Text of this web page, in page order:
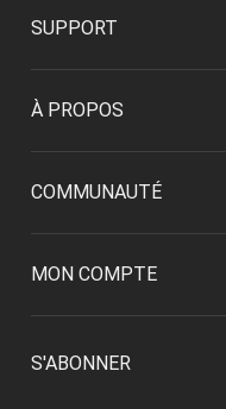
SUPPORT
À PROPOS
COMMUNAUTÉ
MON COMPTE
S'ABONNER